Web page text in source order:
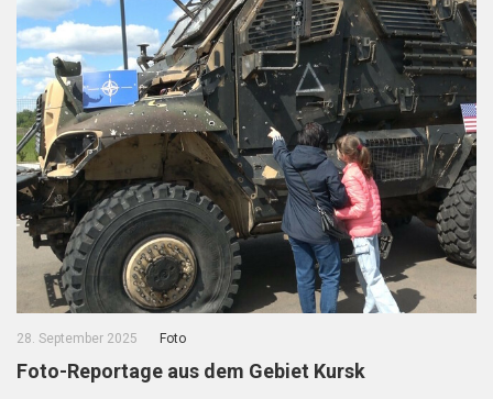
28. September 2025 Foto
Foto-Reportage aus dem Gebiet Kursk